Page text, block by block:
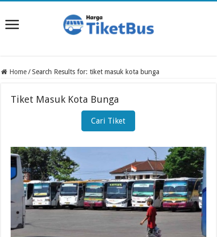
Home / Search Results for: tiket masuk kota bunga
Tiket Masuk Kota Bunga
Cari Tiket